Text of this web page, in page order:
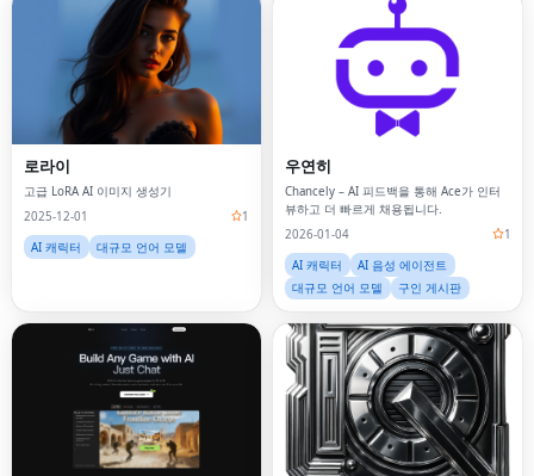
로라이
고급 LoRA AI 이미지 생성기
2025-12-01
1
AI 캐릭터
대규모 언어 모델
우연히
Chancely – AI 피드백을 통해 Ace가 인터
뷰하고 더 빠르게 채용됩니다.
2026-01-04
1
AI 캐릭터
AI 음성 에이전트
대규모 언어 모델
구인 게시판